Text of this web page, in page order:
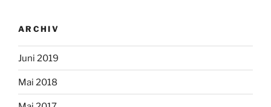
ARCHIV
Juni 2019
Mai 2018